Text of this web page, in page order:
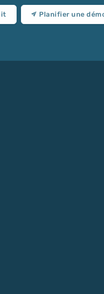
Planifier une